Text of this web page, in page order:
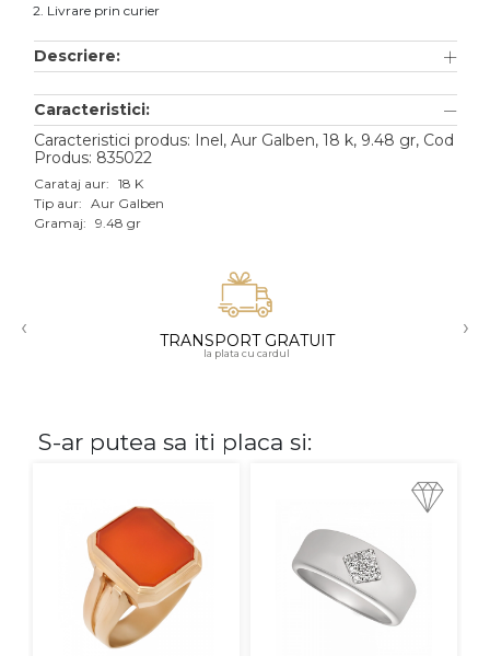
Aur alb
Aur roz
Aur mixt
18K
Diamante
2. Livrare prin curier
Descriere:
Caracteristici:
Caracteristici produs: Inel, Aur Galben, 18 k, 9.48 gr, Cod
Produs: 835022
Carataj aur: 18 K
Tip aur: Aur Galben
Gramaj: 9.48 gr
‹ TRANSPORT GRATUIT
la plata cu cardul
›
S-ar putea sa iti placa si: